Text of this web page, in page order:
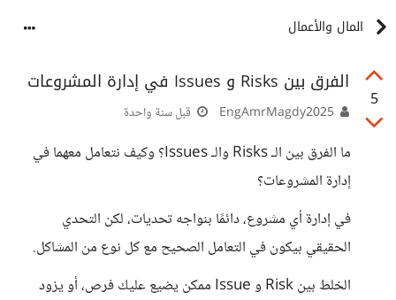
المال والأعمال
5
الفرق بين Risks و Issues في إدارة المشروعات
قبل سنة واحدة
ما الفرق بين الـ Risks والـ Issues؟ وكيف نتعامل معهما في
إدارة المشروعات؟
في إدارة أي مشروع، دائمًا بنواجه تحديات، لكن التحدي
الحقيقي بيكون في التعامل الصحيح مع كل نوع من المشاكل.
الخلط بين Risk و Issue ممكن يضيع عليك فرص، أو يزود